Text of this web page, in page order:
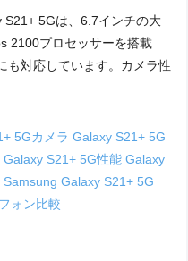
5Gは、6.7インチの大
2100プロセッサーを搭載
も対応しています。カメラ性
5GカメラGalaxy S21+ 5G
Galaxy S21+ 5G性能Galaxy
Samsung Galaxy S21+ 5G
ォン比較